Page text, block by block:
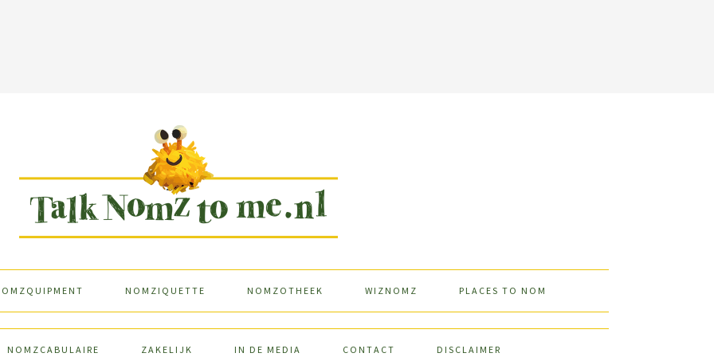
NOMZIQUETTE NOMZOTHEEK WIZNOMZ PLACES TO NOM
NOMZCABULAIRE ZAKELIJK IN DE MEDIA CONTACT DISCLAIMER